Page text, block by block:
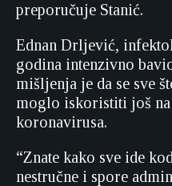
preporučuje Stanić.
Ednan Drljević,
godina intenzivno
mišljenja je da se sve
moglo iskoristiti još na
koronavirusa.
“Znate kako sve ide
nestručne i spore